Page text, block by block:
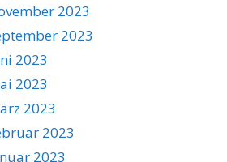
2023
2023
2023
2023
2023
2023
2023